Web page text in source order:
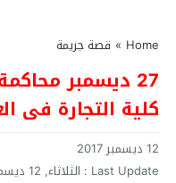
Home
» قصة جريمة
27 ديسمبر
كلية التجارة فى
12 ديسمبر 2017
Last Update : الثلاثاء, 12 ديسمبر, 2017 - 4:23 مساءً